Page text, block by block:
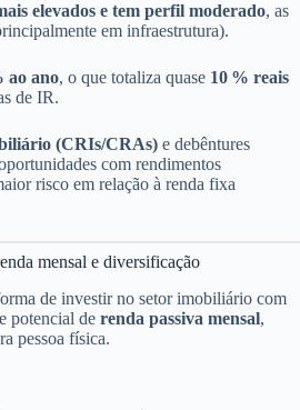
elevados e tem perfil moderado, as
em infraestrutura).
ao ano, o que totaliza quase 10 % reais
de IR.
(CRIs/CRAs) e debêntures
com rendimentos
risco em relação à renda fixa
mensal e diversificação
de investir no setor imobiliário com
potencial de renda passiva mensal,
pessoa física.